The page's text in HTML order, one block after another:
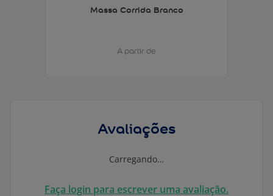
Massa Corrida Branco
A partir de
Avaliações
Carregando…
Faça login para escrever uma avaliação.